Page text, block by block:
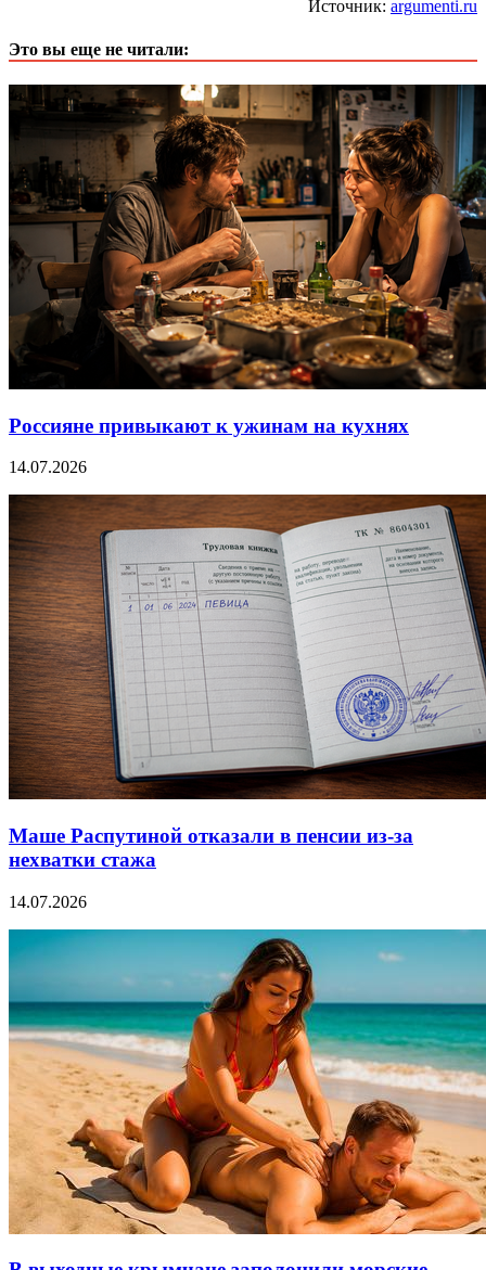
Источник: argumenti.ru
Это вы еще не читали:
Россияне привыкают к ужинам на кухнях
14.07.2026
Маше Распутиной отказали в пенсии из-за
нехватки стажа
14.07.2026